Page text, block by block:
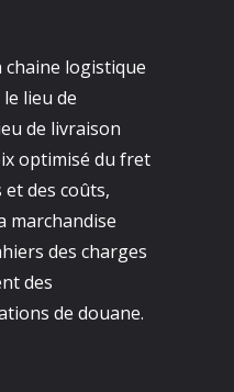
logistique
lieu de
de livraison
optimisé du fret
des coûts,
marchandise
des charges
des
de douane.